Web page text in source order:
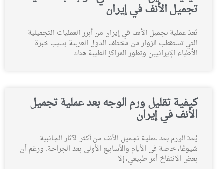
تجميل الأنف في إيران
تُعدّ عملية تجميل الأنف في إيران من أبرز العمليات التجميلية
التي تستقطب الزوار من مختلف الدول العربية بسبب خبرة
الأطباء الإيرانيين وتطور المراكز الطبية هناك.
كيفية تقليل ورم الوجه بعد عملية تجميل
الأنف في إيران
يُعدّ الورم بعد عملية تجميل الأنف من أكثر الآثار الجانبية
شيوعًا، خاصة في الأيام والأسابيع الأولى بعد الجراحة. ورغم أن
بعض الانتفاخ أمر طبيعي، إلا